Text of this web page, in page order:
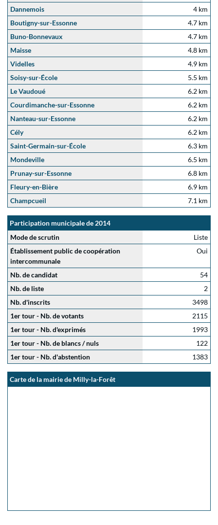
Dannemois
4 km
Boutigny-sur-Essonne
4.7 km
Buno-Bonnevaux
4.7 km
Maisse
4.8 km
Videlles
4.9 km
Soisy-sur-École
5.5 km
Le Vaudoué
6.2 km
Courdimanche-sur-Essonne
6.2 km
Nanteau-sur-Essonne
6.2 km
Cély
6.2 km
Saint-Germain-sur-École
6.3 km
Mondeville
6.5 km
Prunay-sur-Essonne
6.8 km
Fleury-en-Bière
6.9 km
Champcueil
7.1 km
Participation municipale de 2014
Mode de scrutin
Liste
Établissement public de coopération
intercommunale
Oui
Nb. de candidat
54
Nb. de liste
2
Nb. d'inscrits
3498
1er tour - Nb. de votants
2115
1er tour - Nb. d'exprimés
1993
1er tour - Nb. de blancs / nuls
122
1er tour - Nb. d'abstention
1383
Carte de la mairie de Milly-la-Forêt